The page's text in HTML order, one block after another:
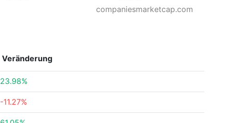
companiesmarketcap.com
Veränderung
23.98%
-11.27%